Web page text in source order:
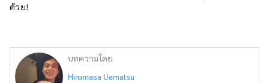
ด้วย!
บทความโดย
Hiromasa Uematsu